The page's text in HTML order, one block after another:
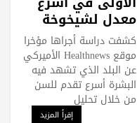
معدل لشيخوخة
الجلد.. لماذا؟
كشفت دراسة أجراها مؤخرا
موقع Healthnews الأميركي
عن البلد الذي تشهد فيه
البشرة أسرع تقدم للسن
من خلال تحليل
إقرأ المزيد